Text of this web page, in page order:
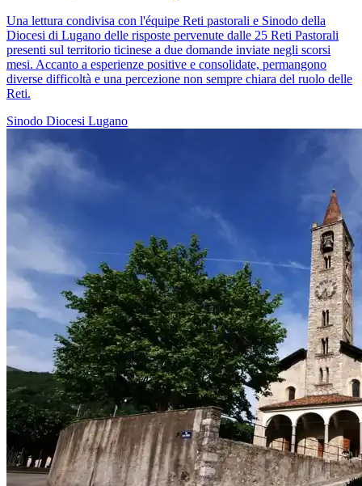
Una lettura condivisa con l'équipe Reti pastorali e Sinodo della
Diocesi di Lugano delle risposte pervenute dalle 25 Reti Pastorali
presenti sul territorio ticinese a due domande inviate negli scorsi
mesi. Accanto a esperienze positive e consolidate, permangono
diverse difficoltà e una percezione non sempre chiara del ruolo delle
Reti.
Sinodo Diocesi Lugano